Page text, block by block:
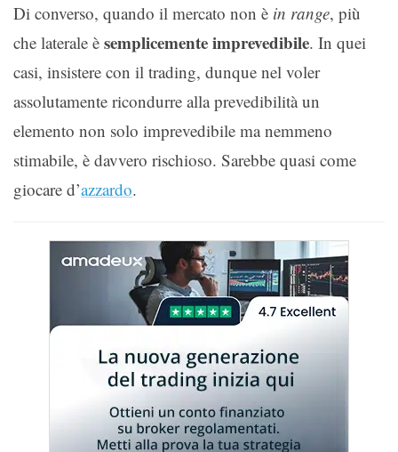
Di converso, quando il mercato non è in range, più
che laterale è semplicemente imprevedibile. In quei
casi, insistere con il trading, dunque nel voler
assolutamente ricondurre alla prevedibilità un
elemento non solo imprevedibile ma nemmeno
stimabile, è davvero rischioso. Sarebbe quasi come
giocare d’azzardo.